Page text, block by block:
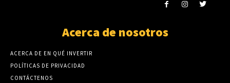
Acerca de nosotros
ACERCA DE EN QUÉ INVERTIR
POLÍTICAS DE PRIVACIDAD
CONTÁCTENOS